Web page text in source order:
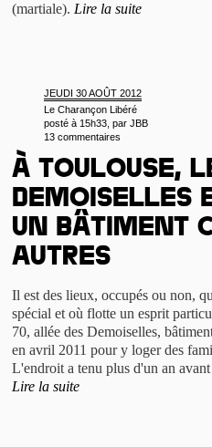
(martiale). Lire la suite
JEUDI 30 AOÛT 2012
Le Charançon Libéré
posté à 15h33, par JBB
13 commentaires
À Toulouse,
Demoiselles
un bâtiment
autres
Il est des lieux, occupés ou non,
spécial et où flotte un esprit
70, allée des Demoiselles,
en avril 2011 pour y loger des
L'endroit a tenu plus d'un an
Lire la suite